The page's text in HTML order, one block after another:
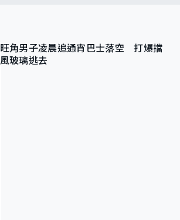
旺角男子凌晨追通宵巴士落空 打爆擋
風玻璃逃去